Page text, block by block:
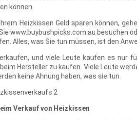
können.
Heizkissen Geld sparen können,
www.buybushpicks.com.au besuchen
Alles, was Sie tun müssen, ist den
und viele Leute kaufen es nur
Hersteller zu kaufen. Viele Leute
keine Ahnung haben, was sie tun.
Verkauf von Heizkissen